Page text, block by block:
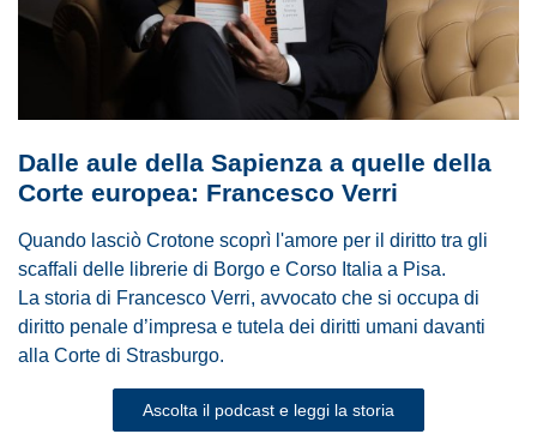
Dalle aule della Sapienza a quelle della
Corte europea: Francesco Verri
Quando lasciò Crotone scoprì l'amore per il diritto tra gli
scaffali delle librerie di Borgo e Corso Italia a Pisa.
La storia di Francesco Verri, avvocato che si occupa di
diritto penale d’impresa e tutela dei diritti umani davanti
alla Corte di Strasburgo.
Ascolta il podcast e leggi la storia